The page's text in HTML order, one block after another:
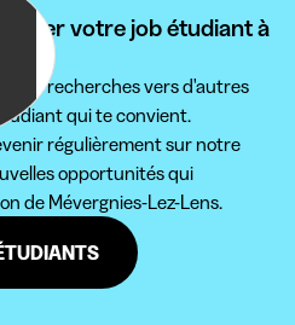
votre job étudiant à
tes recherches vers d'autres
qui te convient.
régulièrement sur notre
opportunités qui
de Mévergnies-Lez-Lens.